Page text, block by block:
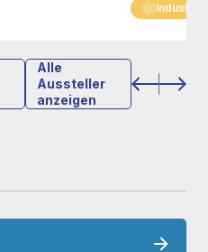
Industrial Solutions
Alle
Aussteller
anzeigen